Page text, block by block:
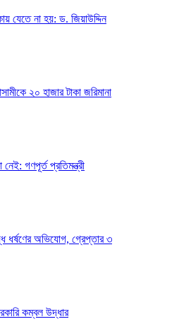
যেতে না হয়: ড. জিয়াউদ্দিন
২০ হাজার টাকা জরিমানা
নেই: গণপূর্ত প্রতিমন্ত্রী
ধর্ষণের অভিযোগ, গ্রেপ্তার ৩
কম্বল উদ্ধার